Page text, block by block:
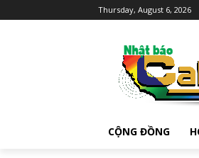
Thursday, August 6, 2026
CỘNG ĐỒNG